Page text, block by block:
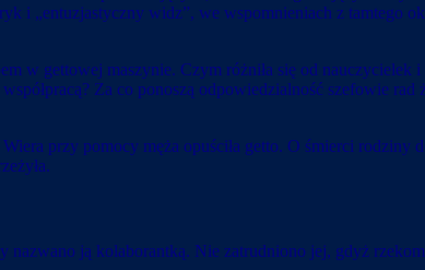
i „entuzjastyczny widz”, we wspomnieniach z tamtego
w gettowej maszynie. Czym różniła się od
Za co ponoszą odpowiedzialność szefowie
przy pomocy męża opuściła getto. O śmierci rodziny
ją kolaborantką. Nie zatrudniono jej, gdyż